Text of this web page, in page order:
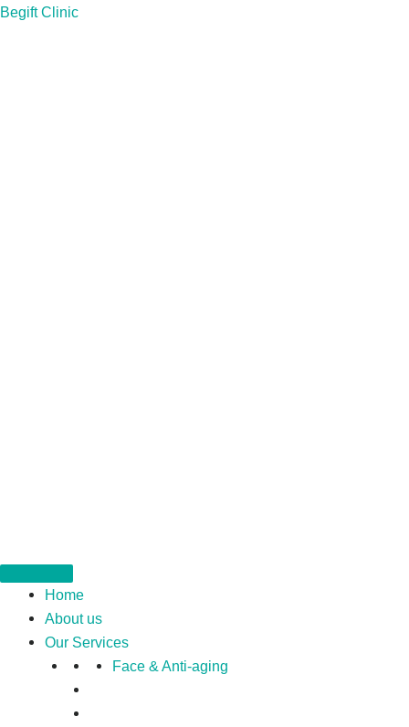
Skip
Begift Clinic
Home
About us
Our Services
Face & Anti-aging